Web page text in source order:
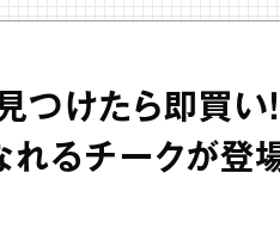
つけたら即買い
れるチークが登